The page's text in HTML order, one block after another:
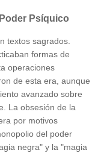
Psíquico
textos sagrados.
formas de
operaciones
de esta era, aunque
avanzado sobre
La obsesión de la
por motivos
del poder
negra" y la "magia